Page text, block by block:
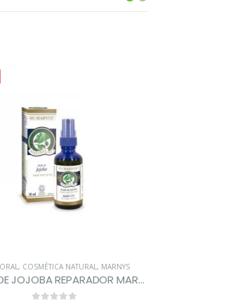
, COSMÉTICA NATURAL , MARNYS
ACEITE DE JOJOBA REPARADOR MARNYS